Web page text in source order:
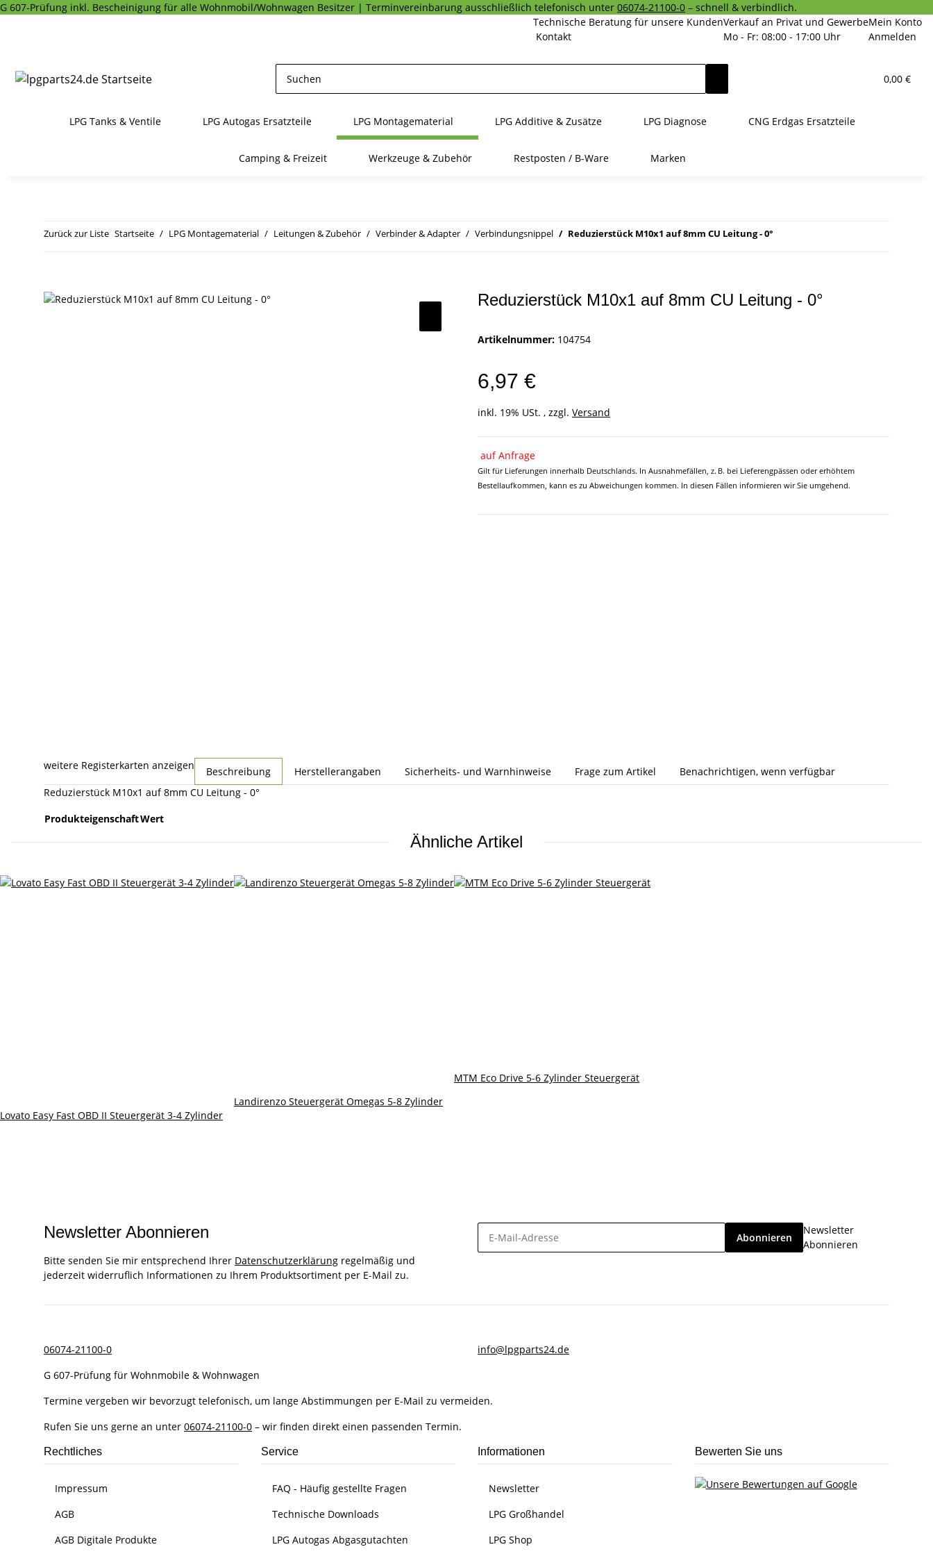
G 607-Prüfung inkl. Bescheinigung für alle Wohnmobil/Wohnwagen Besitzer | Terminvereinbarung ausschließlich telefonisch unter 06074-21100-0 – schnell & verbindlich.
Mein Konto
Anmelden
Verkauf an Privat und Gewerbe
Mo - Fr: 08:00 - 17:00 Uhr
Technische Beratung für unsere Kunden
Kontakt
0,00 €
LPG Tanks & Ventile LPG Autogas Ersatzteile LPG Montagematerial LPG Additive & Zusätze LPG Diagnose CNG Erdgas Ersatzteile
Camping & Freizeit Werkzeuge & Zubehör Restposten / B-Ware Marken
Zurück zur Liste Startseite LPG Montagematerial Leitungen & Zubehör Verbinder & Adapter Verbindungsnippel Reduzierstück M10x1 auf 8mm CU Leitung - 0°
Reduzierstück M10x1 auf 8mm CU Leitung - 0°
Artikelnummer: 104754
6,97 €
inkl. 19% USt. , zzgl. Versand
auf Anfrage
Gilt für Lieferungen innerhalb Deutschlands. In Ausnahmefällen, z. B. bei Lieferengpässen oder erhöhtem
Bestellaufkommen, kann es zu Abweichungen kommen. In diesen Fällen informieren wir Sie umgehend.
weitere Registerkarten anzeigen Beschreibung Herstellerangaben Sicherheits- und Warnhinweise Frage zum Artikel
Benachrichtigen, wenn verfügbar
Reduzierstück M10x1 auf 8mm CU Leitung - 0°
ProdukteigenschaftWert
Ähnliche Artikel
Lovato Easy Fast OBD II Steuergerät 3-4 Zylinder
Landirenzo Steuergerät Omegas 5-8 Zylinder
MTM Eco Drive 5-6 Zylinder Steuergerät
Newsletter Abonnieren
Bitte senden Sie mir entsprechend Ihrer Datenschutzerklärung regelmäßig und
jederzeit widerruflich Informationen zu Ihrem Produktsortiment per E-Mail zu.
Abonnieren
Newsletter
Abonnieren
06074-21100-0
info@lpgparts24.de
G 607-Prüfung für Wohnmobile & Wohnwagen
Termine vergeben wir bevorzugt telefonisch, um lange Abstimmungen per E-Mail zu vermeiden.
Rufen Sie uns gerne an unter 06074-21100-0 – wir finden direkt einen passenden Termin.
Rechtliches
Impressum
AGB
AGB Digitale Produkte
Service
FAQ - Häufig gestellte Fragen
Technische Downloads
LPG Autogas Abgasgutachten
Informationen
Newsletter
LPG Großhandel
LPG Shop
Bewerten Sie uns